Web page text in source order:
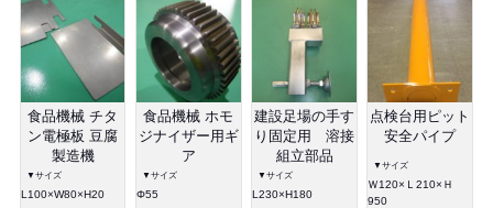
食品機械 チタ
ン電極板 豆腐
製造機
▼サイズ
L100×W80×H20
食品機械 ホモ
ジナイザー用ギ
ア
▼サイズ
Φ55
建設足場の手す
り固定用 溶接
組立部品
▼サイズ
L230×H180
点検台用ピット
安全パイプ
▼サイズ
Ｗ120×Ｌ210×Ｈ
950